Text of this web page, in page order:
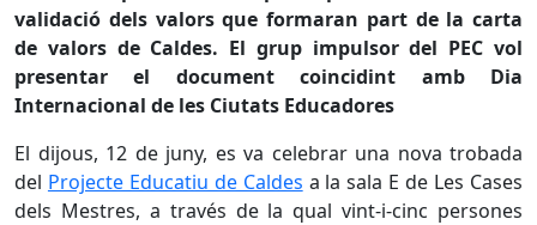
validació dels valors que formaran part de la carta
de valors de Caldes. El grup impulsor del PEC vol
presentar el document coincidint amb Dia
Internacional de les Ciutats Educadores
El dijous, 12 de juny, es va celebrar una nova trobada
del Projecte Educatiu de Caldes a la sala E de Les Cases
dels Mestres, a través de la qual vint-i-cinc persones